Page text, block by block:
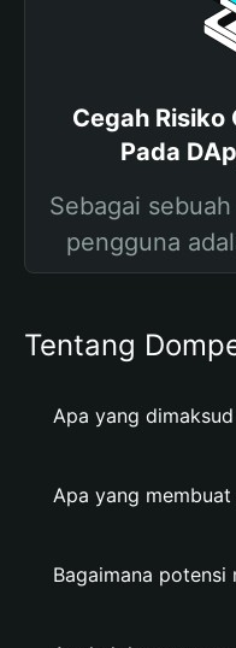
Cegah Risiko
Pada
Sebagai
pengguna
Tentang
Apa yang
Apa yang
Bagaimana potensi